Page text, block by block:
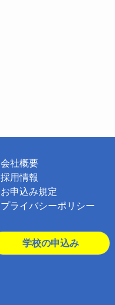
会社概要
採用情報
お申込み規定
プライバシーポリシー
学校の申込み